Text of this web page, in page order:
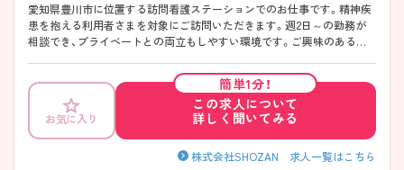
愛知県豊川市に位置する訪問看護ステーションでのお仕事です。精神疾
患を抱える利用者さまを対象にご訪問いただきます。週2日～の勤務が
相談でき、プライベートとの両立もしやすい環境です。ご興味のある方
お気に入り
簡単1分！
この求人について
詳しく聞いてみる
株式会社SHOZAN 求人一覧はこちら